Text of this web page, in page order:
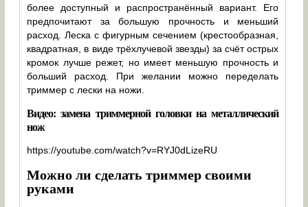
более доступный и распространённый вариант. Его
предпочитают за большую прочность и меньший
расход. Леска с фигурным сечением (крестообразная,
квадратная, в виде трёхлучевой звезды) за счёт острых
кромок лучше режет, но имеет меньшую прочность и
больший расход. При желании можно переделать
триммер с лески на ножи.
Видео: замена триммерной головки на металлический
нож
https://youtube.com/watch?v=RYJ0dLizeRU
Можно ли сделать триммер своими
руками